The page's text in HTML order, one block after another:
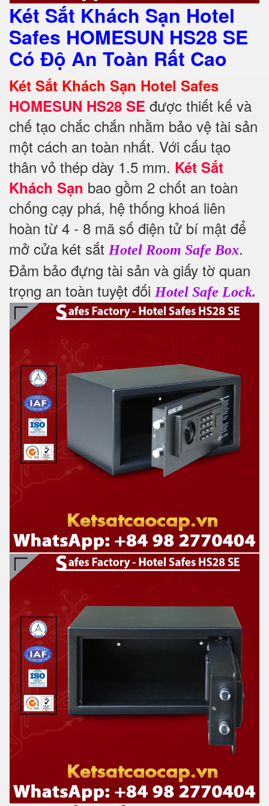
Két Sắt Khách Sạn Hotel
Safes HOMESUN HS28 SE
Có Độ An Toàn Rất Cao
Két Sắt Khách Sạn Hotel Safes
HOMESUN HS28 SE được thiết kế và
chế tạo chắc chắn nhằm bảo vệ tài sản
một cách an toàn nhất. Với cấu tạo
thân vỏ thép dày 1.5 mm. Két Sắt
Khách Sạn bao gồm 2 chốt an toàn
chống cạy phá, hệ thống khoá liên
hoàn từ 4 - 8 mã số điện tử bí mật để
mở cửa két sắt Hotel Room Safe Box.
Đảm bảo đựng tài sản và giấy tờ quan
trọng an toàn tuyệt đối Hotel Safe Lock.